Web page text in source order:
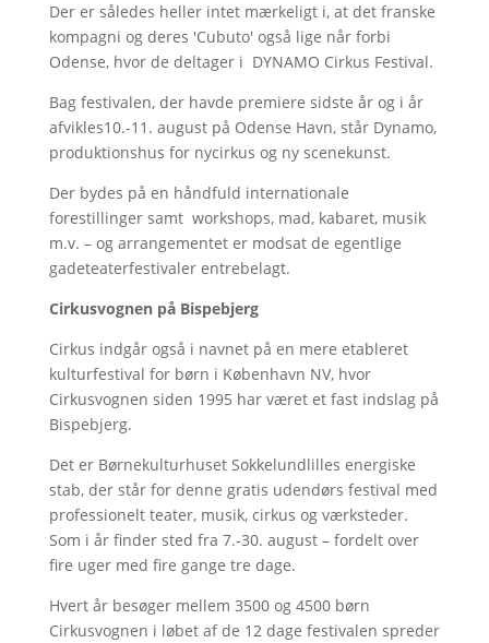
Der er således heller intet mærkeligt i, at det franske
kompagni og deres 'Cubuto' også lige når forbi
Odense, hvor de deltager i DYNAMO Cirkus Festival.
Bag festivalen, der havde premiere sidste år og i år
afvikles10.-11. august på Odense Havn, står Dynamo,
produktionshus for nycirkus og ny scenekunst.
Der bydes på en håndfuld internationale
forestillinger samt workshops, mad, kabaret, musik
m.v. – og arrangementet er modsat de egentlige
gadeteaterfestivaler entrebelagt.
Cirkusvognen på Bispebjerg
Cirkus indgår også i navnet på en mere etableret
kulturfestival for børn i København NV, hvor
Cirkusvognen siden 1995 har været et fast indslag på
Bispebjerg.
Det er Børnekulturhuset Sokkelundlilles energiske
stab, der står for denne gratis udendørs festival med
professionelt teater, musik, cirkus og værksteder.
Som i år finder sted fra 7.-30. august – fordelt over
fire uger med fire gange tre dage.
Hvert år besøger mellem 3500 og 4500 børn
Cirkusvognen i løbet af de 12 dage festivalen spreder